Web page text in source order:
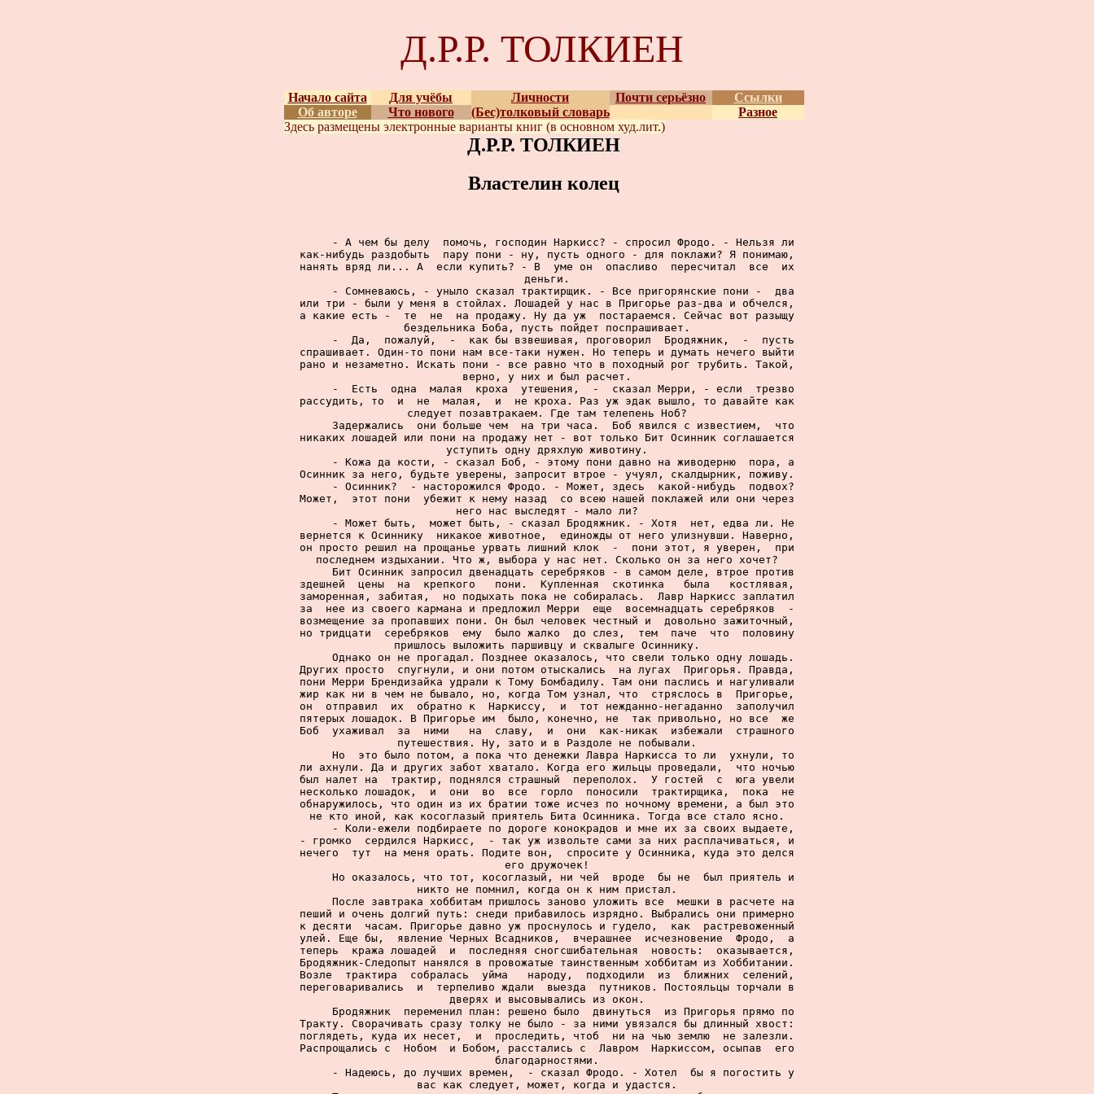
Д.Р.Р. ТОЛКИЕН
Начало сайта Для учёбы Личности Почти серьёзно
Ссылки
Об авторе
Что нового (Бес)толковый словарь
Разное
Здесь размещены электронные варианты книг (в основном худ.лит.)
Д.Р.Р. ТОЛКИЕН
Властелин колец
     - А чем бы делу  помочь, господин Наркисс? - спросил Фродо. - Нельзя ли
как-нибудь раздобыть  пару пони - ну, пусть одного - для поклажи? Я понимаю,
нанять вряд ли... А  если купить? - В  уме он  опасливо  пересчитал  все  их
деньги.
     - Сомневаюсь, - уныло сказал трактирщик. - Все пригорянские пони -  два
или три - были у меня в стойлах. Лошадей у нас в Пригорье раз-два и обчелся,
а какие есть -  те  не  на продажу. Ну да уж  постараемся. Сейчас вот разыщу
бездельника Боба, пусть пойдет поспрашивает.
     -  Да,  пожалуй,  -  как бы взвешивая, проговорил  Бродяжник,  -  пусть
спрашивает. Один-то пони нам все-таки нужен. Но теперь и думать нечего выйти
рано и незаметно. Искать пони - все равно что в походный рог трубить. Такой,
верно, у них и был расчет.
     -  Есть  одна  малая  кроха  утешения,  -  сказал Мерри, - если  трезво
рассудить, то  и  не  малая,  и  не кроха. Раз уж эдак вышло, то давайте как
следует позавтракаем. Где там телепень Ноб?
     Задержались  они больше чем  на три часа.  Боб явился с известием,  что
никаких лошадей или пони на продажу нет - вот только Бит Осинник соглашается
уступить одну дряхлую животину.
     - Кожа да кости, - сказал Боб, - этому пони давно на живодерню  пора, а
Осинник за него, будьте уверены, запросит втрое - учуял, скалдырник, поживу.
     - Осинник?  - насторожился Фродо. - Может, здесь  какой-нибудь  подвох?
Может,  этот пони  убежит к нему назад  со всею нашей поклажей или они через
него нас выследят - мало ли?
     - Может быть,  может быть, - сказал Бродяжник. - Хотя  нет, едва ли. Не
вернется к Осиннику  никакое животное,  единожды от него улизнувши. Наверно,
он просто решил на прощанье урвать лишний клок  -  пони этот, я уверен,  при
последнем издыхании. Что ж, выбора у нас нет. Сколько он за него хочет?
     Бит Осинник запросил двенадцать серебряков - в самом деле, втрое против
здешней  цены  на  крепкого   пони.  Купленная  скотинка   была   костлявая,
заморенная, забитая,  но подыхать пока не собиралась.  Лавр Наркисс заплатил
за  нее из своего кармана и предложил Мерри  еще  восемнадцать серебряков  -
возмещение за пропавших пони. Он был человек честный и  довольно зажиточный,
но тридцати  серебряков  ему  было жалко  до слез,  тем  паче  что  половину
пришлось выложить паршивцу и сквалыге Осиннику.
     Однако он не прогадал. Позднее оказалось, что свели только одну лошадь.
Других просто  спугнули, и они потом отыскались  на лугах  Пригорья. Правда,
пони Мерри Брендизайка удрали к Тому Бомбадилу. Там они паслись и нагуливали
жир как ни в чем не бывало, но, когда Том узнал, что  стряслось в  Пригорье,
он  отправил  их  обратно к  Наркиссу,  и  тот нежданно-негаданно  заполучил
пятерых лошадок. В Пригорье им  было, конечно, не  так привольно, но все  же
Боб  ухаживал  за  ними   на  славу,  и  они  как-никак  избежали  страшного
путешествия. Ну, зато и в Раздоле не побывали.
     Но  это было потом, а пока что денежки Лавра Наркисса то ли  ухнули, то
ли ахнули. Да и других забот хватало. Когда его жильцы проведали,  что ночью
был налет на  трактир, поднялся страшный  переполох.  У гостей  с  юга увели
несколько лошадок,  и  они  во  все  горло  поносили  трактирщика,  пока  не
обнаружилось, что один из их братии тоже исчез по ночному времени, а был это
не кто иной, как косоглазый приятель Бита Осинника. Тогда все стало ясно.
     - Коли-ежели подбираете по дороге конокрадов и мне их за своих выдаете,
- громко  сердился Наркисс,  - так уж извольте сами за них расплачиваться, и
нечего  тут  на меня орать. Подите вон,  спросите у Осинника, куда это делся
его дружочек!
     Но оказалось, что тот, косоглазый, ни чей  вроде  бы не  был приятель и
никто не помнил, когда он к ним пристал.
     После завтрака хоббитам пришлось заново уложить все  мешки в расчете на
пеший и очень долгий путь: снеди прибавилось изрядно. Выбрались они примерно
к десяти  часам. Пригорье давно уж проснулось и гудело,  как  растревоженный
улей. Еще бы,  явление Черных Всадников,  вчерашнее  исчезновение  Фродо,  а
теперь  кража лошадей  и  последняя сногсшибательная  новость:  оказывается,
Бродяжник-Следопыт нанялся в провожатые таинственным хоббитам из Хоббитании.
Возле  трактира  собралась  уйма   народу,  подходили  из  ближних  селений,
переговаривались  и  терпеливо ждали  выезда  путников. Постояльцы торчали в
дверях и высовывались из окон.
     Бродяжник  переменил план: решено было  двинуться  из Пригорья прямо по
Тракту. Сворачивать сразу толку не было - за ними увязался бы длинный хвост:
поглядеть, куда их несет,  и  проследить, чтоб  ни на чью землю  не залезли.
Распрощались с  Нобом  и Бобом, расстались с  Лавром  Наркиссом, осыпав  его
благодарностями.
     - Надеюсь, до лучших времен,  - сказал Фродо. - Хотел  бы я погостить у
вас как следует, может, когда и удастся.